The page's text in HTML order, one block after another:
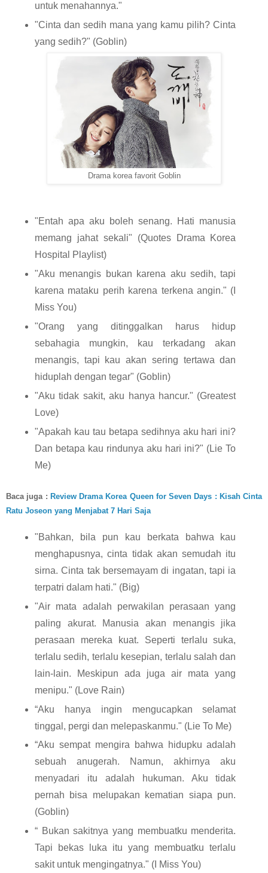
untuk menahannya."
"Cinta dan sedih mana yang kamu pilih? Cinta
yang sedih?" (Goblin)
Drama korea favorit Goblin
"Entah apa aku boleh senang. Hati manusia
memang jahat sekali" (Quotes Drama Korea
Hospital Playlist)
"Aku menangis bukan karena aku sedih, tapi
karena mataku perih karena terkena angin." (I
Miss You)
"Orang yang ditinggalkan harus hidup
sebahagia mungkin, kau terkadang akan
menangis, tapi kau akan sering tertawa dan
hiduplah dengan tegar" (Goblin)
"Aku tidak sakit, aku hanya hancur." (Greatest
Love)
"Apakah kau tau betapa sedihnya aku hari ini?
Dan betapa kau rindunya aku hari ini?" (Lie To
Me)
Baca juga : Review Drama Korea Queen for Seven Days : Kisah Cinta
Ratu Joseon yang Menjabat 7 Hari Saja
"Bahkan, bila pun kau berkata bahwa kau
menghapusnya, cinta tidak akan semudah itu
sirna. Cinta tak bersemayam di ingatan, tapi ia
terpatri dalam hati." (Big)
"Air mata adalah perwakilan perasaan yang
paling akurat. Manusia akan menangis jika
perasaan mereka kuat. Seperti terlalu suka,
terlalu sedih, terlalu kesepian, terlalu salah dan
lain-lain. Meskipun ada juga air mata yang
menipu." (Love Rain)
“Aku hanya ingin mengucapkan selamat
tinggal, pergi dan melepaskanmu." (Lie To Me)
“Aku sempat mengira bahwa hidupku adalah
sebuah anugerah. Namun, akhirnya aku
menyadari itu adalah hukuman. Aku tidak
pernah bisa melupakan kematian siapa pun.
(Goblin)
“ Bukan sakitnya yang membuatku menderita.
Tapi bekas luka itu yang membuatku terlalu
sakit untuk mengingatnya." (I Miss You)